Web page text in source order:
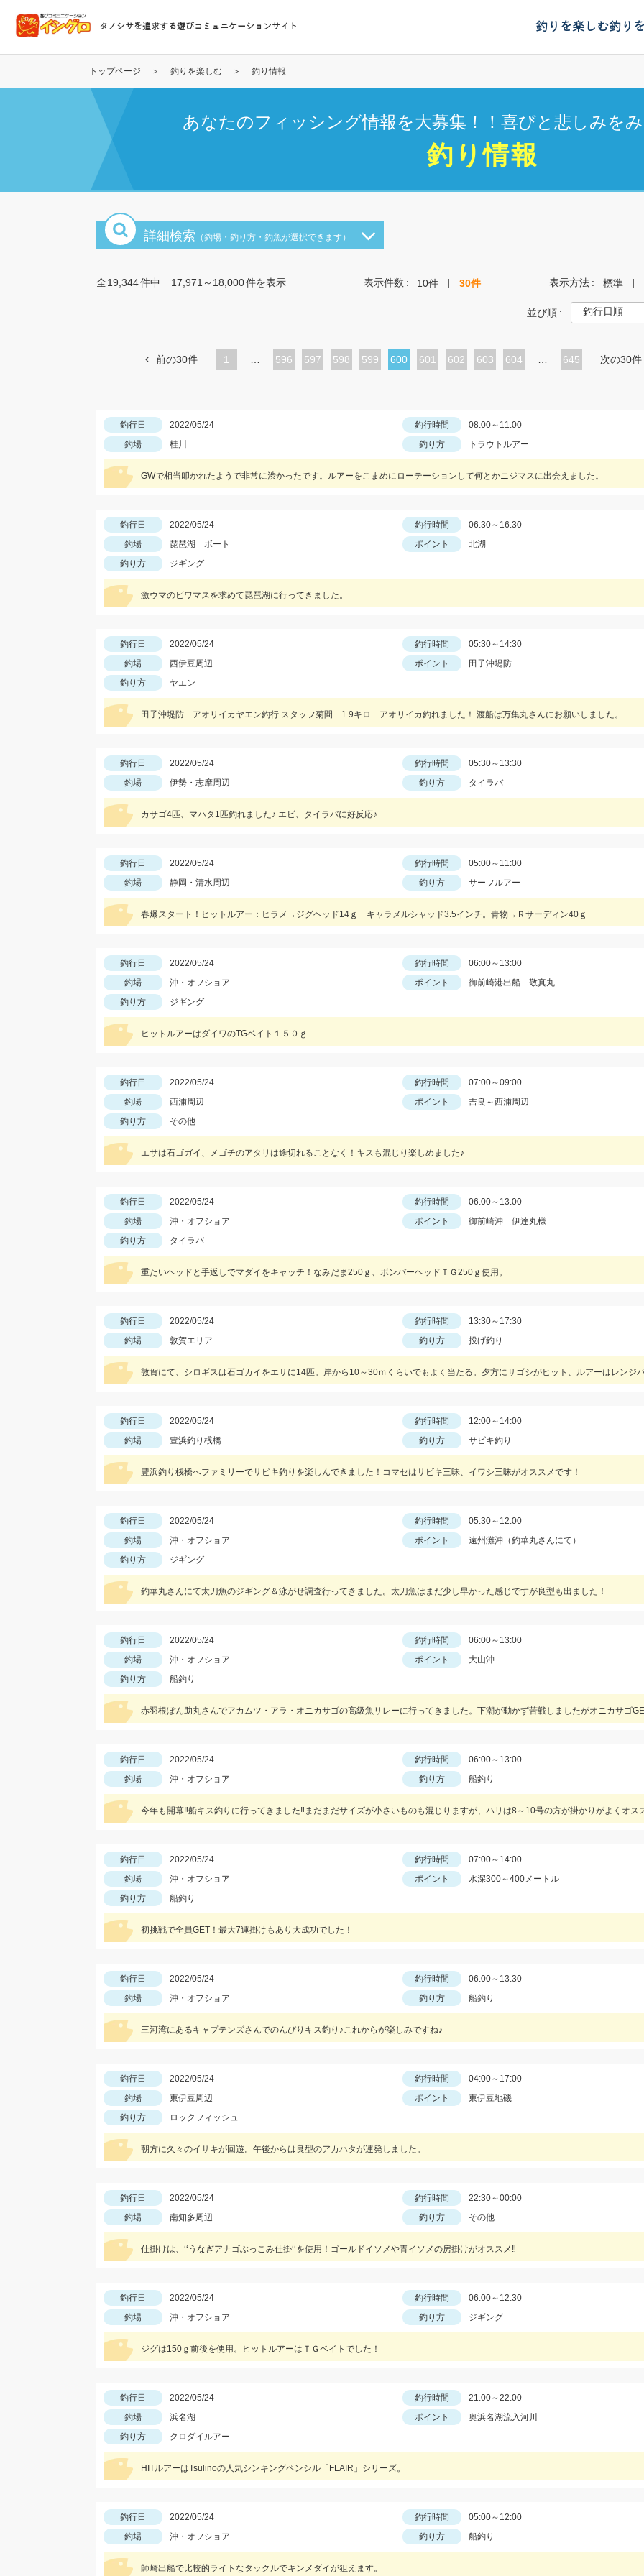
コ
テ
タノシサを追求する遊びコミュニケーションサイト 釣りを楽しむ釣り
トップページ 釣りを楽しむ 釣り情報
あなたのフィッシング情報を大募集！！喜びと悲しみをみ
釣り情報
詳細検索 （釣場・釣り方・釣魚が選択できます）
全19,344件中 17,971～18,000件を表示 表示件数 10件 30件 表示方法 標準
並び順
前の30件 1
ペ
596
ペ
597
ペ
598
ペ
599
カ
ジ
600
ペ
601
ペ
602
ペ
603
ペ
604 645 次の30件
釣行日 2022/05/24 釣行時間
08:00～11:00
釣場
桂川 釣り方 トラウトルアー
GWで相当叩かれたようで非常に渋かったです。ルアーをこまめにローテーションして何とかニジマスに出会えました。
釣行日 2022/05/24 釣行時間
06:30～16:30
釣場
琵琶湖 ボート ポイント
北湖
釣り方
ジギング
激ウマのビワマスを求めて琵琶湖に行ってきました。
釣行日 2022/05/24 釣行時間
05:30～14:30
釣場
西伊豆周辺 ポイント
田子沖堤防
釣り方
ヤエン
田子沖堤防 アオリイカヤエン釣行 スタッフ菊間 1.9キロ アオリイカ釣れました！ 渡船は万集丸さんにお願いしました。
釣行日 2022/05/24 釣行時間
05:30～13:30
釣場
伊勢・志摩周辺 釣り方 タイラバ
カサゴ4匹、マハタ1匹釣れました♪ エビ、タイラバに好反応♪
釣行日 2022/05/24 釣行時間
05:00～11:00
釣場
静岡・清水周辺 釣り方 サーフルアー
春爆スタート！ヒットルアー：ヒラメ→ジグヘッド14ｇ キャラメルシャッド3.5インチ。青物→Ｒサーディン40ｇ
釣行日 2022/05/24 釣行時間
06:00～13:00
釣場
沖・オフショア ポイント
御前崎港出船 敬真丸
釣り方
ジギング
ヒットルアーはダイワのTGベイト１５０ｇ
釣行日 2022/05/24 釣行時間
07:00～09:00
釣場
西浦周辺 ポイント
吉良～西浦周辺
釣り方
その他
エサは石ゴガイ、メゴチのアタリは途切れることなく！キスも混じり楽しめました♪
釣行日 2022/05/24 釣行時間
06:00～13:00
釣場
沖・オフショア ポイント
御前崎沖 伊達丸様
釣り方
タイラバ
重たいヘッドと手返しでマダイをキャッチ！なみだま250ｇ、ボンバーヘッドＴＧ250ｇ使用。
釣行日 2022/05/24 釣行時間
13:30～17:30
釣場
敦賀エリア 釣り方 投げ釣り
敦賀にて、シロギスは石ゴカイをエサに14匹。岸から10～30ｍくらいでもよく当たる。夕方にサゴシがヒット、ルアーはレンジバ
釣行日 2022/05/24 釣行時間
12:00～14:00
釣場
豊浜釣り桟橋 釣り方 サビキ釣り
豊浜釣り桟橋へファミリーでサビキ釣りを楽しんできました！コマセはサビキ三昧、イワシ三昧がオススメです！
釣行日 2022/05/24 釣行時間
05:30～12:00
釣場
沖・オフショア ポイント
遠州灘沖（釣華丸さんにて）
釣り方
ジギング
釣華丸さんにて太刀魚のジギング＆泳がせ調査行ってきました。太刀魚はまだ少し早かった感じですが良型も出ました！
釣行日 2022/05/24 釣行時間
06:00～13:00
釣場
沖・オフショア ポイント
大山沖
釣り方
船釣り
赤羽根ぽん助丸さんでアカムツ・アラ・オニカサゴの高級魚リレーに行ってきました。下潮が動かず苦戦しましたがオニカサゴ
釣行日 2022/05/24 釣行時間
06:00～13:00
釣場
沖・オフショア 釣り方 船釣り
今年も開幕‼船キス釣りに行ってきました‼まだまだサイズが小さいものも混じりますが、ハリは8～10号の方が掛かりがよくオス
釣行日 2022/05/24 釣行時間
07:00～14:00
釣場
沖・オフショア ポイント
水深300～400メートル
釣り方
船釣り
初挑戦で全員GET！最大7連掛けもあり大成功でした！
釣行日 2022/05/24 釣行時間
06:00～13:30
釣場
沖・オフショア 釣り方 船釣り
三河湾にあるキャプテンズさんでのんびりキス釣り♪これからが楽しみですね♪
釣行日 2022/05/24 釣行時間
04:00～17:00
釣場
東伊豆周辺 ポイント
東伊豆地磯
釣り方
ロックフィッシュ
朝方に久々のイサキが回遊。午後からは良型のアカハタが連発しました。
釣行日 2022/05/24 釣行時間
22:30～00:00
釣場
南知多周辺 釣り方 その他
仕掛けは、‘‘うなぎアナゴぶっこみ仕掛‘‘を使用！ゴールドイソメや青イソメの房掛けがオススメ‼
釣行日 2022/05/24 釣行時間
06:00～12:30
釣場
沖・オフショア 釣り方 ジギング
ジグは150ｇ前後を使用。ヒットルアーはＴＧベイトでした！
釣行日 2022/05/24 釣行時間
21:00～22:00
釣場
浜名湖 ポイント
奥浜名湖流入河川
釣り方
クロダイルアー
HITルアーはTsulinoの人気シンキングペンシル「FLAIR」シリーズ。
釣行日 2022/05/24 釣行時間
05:00～12:00
釣場
沖・オフショア 釣り方 船釣り
師崎出船で比較的ライトなタックルでキンメダイが狙えます。